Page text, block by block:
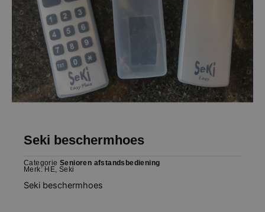
Seki beschermhoes
Categorie Senioren afstandsbediening
Merk: HE,Seki
Seki beschermhoes